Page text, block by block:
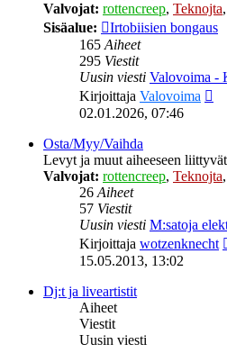
Valvojat: rottencreep, Teknojta,
Sisäalue:
Irtobiisien bongaus
165Aiheet
295 Viestit
Uusin viesti Valovoima -
Kirjoittaja Valovoima
02.01.2026, 07:46
Osta/Myy/Vaihda
Levyt ja muut aiheeseen
Valvojat: rottencreep, Teknojta,
26Aiheet
57 Viestit
Uusin viesti M:satoja
Kirjoittaja wotzenknecht
15.05.2013, 13:02
Dj:t ja liveartistit
Aiheet
Viestit
Uusin viesti